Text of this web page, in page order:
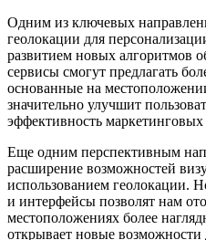
Одним из ключевых
геолокации для
развитием новых алгоритмов
сервисы смогут предлагать
основанные на
значительно улучшит
эффективность маркетинговых
Еще одним перспективным
расширение возможностей
использованием геолокации.
и интерфейсы позволят нам
местоположениях более
открывает новые возможности